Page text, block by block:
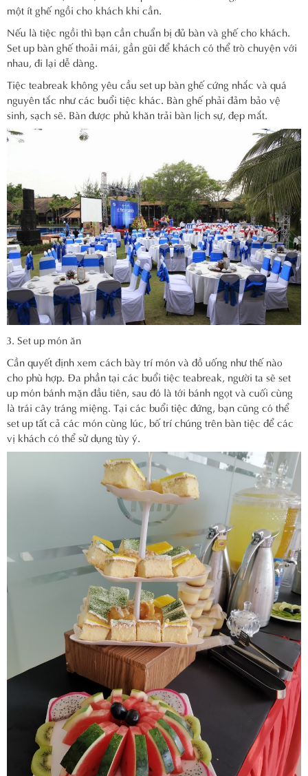
một ít ghế ngồi cho khách khi cần.
Nếu là tiệc ngồi thì bạn cần chuẩn bị đủ bàn và ghế cho khách.
Set up bàn ghế thoải mái, gần gũi để khách có thể trò chuyện với
nhau, đi lại dễ dàng.
Tiệc teabreak không yêu cầu set up bàn ghế cứng nhắc và quá
nguyên tắc như các buổi tiệc khác. Bàn ghế phải đảm bảo vệ
sinh, sạch sẽ. Bàn được phủ khăn trải bàn lịch sự, đẹp mắt.
Set up món ăn
Cần quyết định xem cách bày trí món và đồ uống như thế nào
cho phù hợp. Đa phần tại các buổi tiệc teabreak, người ta sẽ set
up món bánh mặn đầu tiên, sau đó là tới bánh ngọt và cuối cùng
là trái cây tráng miệng. Tại các buổi tiệc đứng, bạn cũng có thể
set up tất cả các món cùng lúc, bố trí chúng trên bàn tiệc để các
vị khách có thể sử dụng tùy ý.